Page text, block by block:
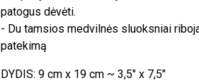
patogus dėvėti.
- Du tamsios medvilnės sluoksniai
patekimą
DYDIS: 9 cm x 19 cm ~ 3,5" x 7,5"